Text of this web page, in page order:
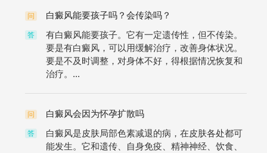
问 白癜风能要孩子吗？会传染吗？
答
有白癜风能要孩子。它有一定遗传性，但不传染。
要是有白癜风，可以用缓解治疗，改善身体状况。
要是不及时调整，对身体不好，得根据情况恢复和
治疗。...
问 白癜风会因为怀孕扩散吗
答
白癜风是皮肤局部色素减退的病，在皮肤各处都可
能发生。它和遗传、自身免疫、精神神经、饮食、